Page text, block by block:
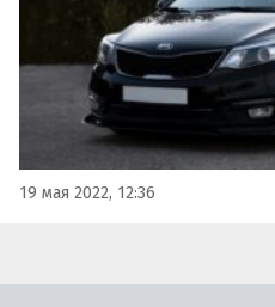
19 мая 2022, 12:36